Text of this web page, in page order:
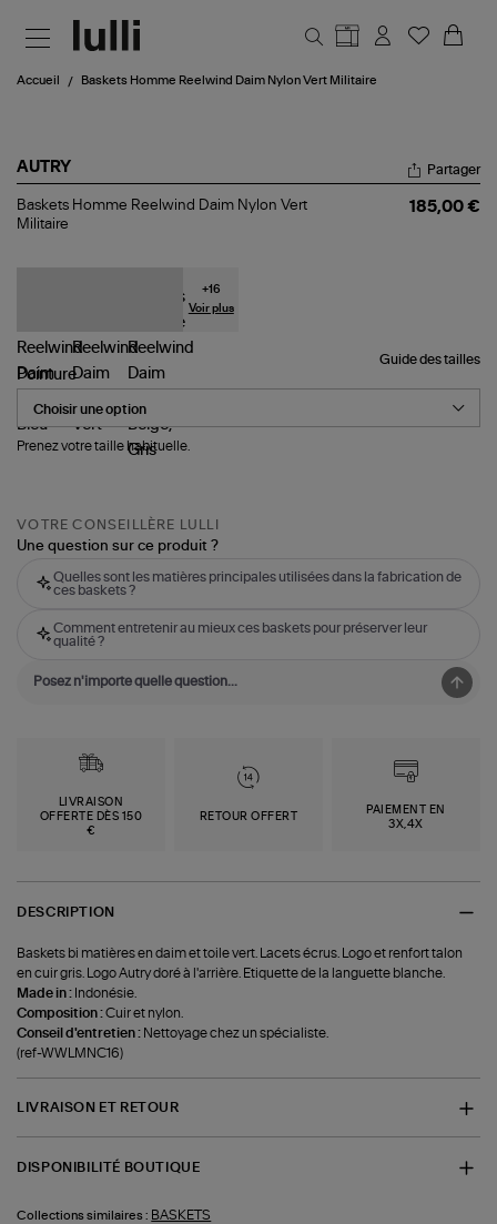
Accueil Baskets Homme Reelwind Daim Nylon Vert Militaire
AUTRY
Baskets
Homme
Partager
Baskets Homme Reelwind Daim Nylon Vert
Militaire
185,00 €
+16
Voir plus
Guide des tailles
Pointure
Prenez votre taille habituelle.
VOTRE CONSEILLÈRE LULLI
Une question sur ce produit ?
Quelles sont les matières principales utilisées dans la fabrication de
ces baskets ?
Comment entretenir au mieux ces baskets pour préserver leur
qualité ?
LIVRAISON
OFFERTE DÈS 150
€
RETOUR OFFERT
PAIEMENT EN
3X,4X
DESCRIPTION
Baskets bi matières en daim et toile vert. Lacets écrus. Logo et renfort talon
en cuir gris. Logo Autry doré à l'arrière. Etiquette de la languette blanche.
Made in : Indonésie.
Composition :Cuir et nylon.
Conseil d'entretien : Nettoyage chez un spécialiste.
(ref-WWLMNC16)
LIVRAISON ET RETOUR
DISPONIBILITÉ BOUTIQUE
Collections similaires : BASKETS